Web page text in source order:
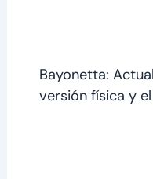
Bayonetta:
versión física y